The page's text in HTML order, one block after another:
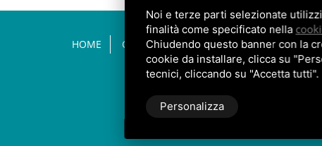
HOME CHI SIAMO COSA CURIAMO
Noi e terze parti selezionate
finalità come specificato nella
Chiudendo questo banner con la
cookie da installare, clicca su
tecnici, cliccando su "Accetta
Personalizza